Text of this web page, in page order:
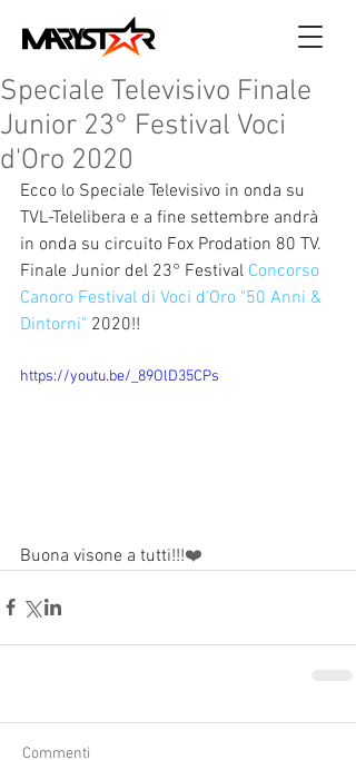
Speciale Televisivo Finale
Junior 23° Festival Voci
d'Oro 2020
Ecco lo Speciale Televisivo in onda su
TVL-Telelibera e a fine settembre andrà
in onda su circuito Fox Prodation 80 TV.
Finale Junior del 23° Festival Concorso
Canoro Festival di Voci d'Oro "50 Anni &
Dintorni" 2020!!
https://youtu.be/_89OlD35CPs
Buona visone a tutti!!!❤️
Commenti